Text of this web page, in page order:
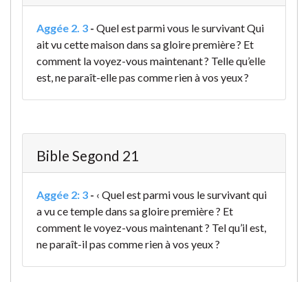
Aggée 2. 3 - Quel est parmi vous le survivant Qui
ait vu cette maison dans sa gloire première ? Et
comment la voyez-vous maintenant ? Telle qu’elle
est, ne paraît-elle pas comme rien à vos yeux ?
Bible Segond 21
Aggée 2: 3 - ‹ Quel est parmi vous le survivant qui
a vu ce temple dans sa gloire première ? Et
comment le voyez-vous maintenant ? Tel qu’il est,
ne paraît-il pas comme rien à vos yeux ?